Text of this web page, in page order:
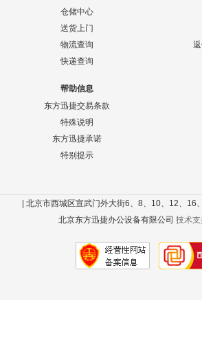
仓储中心
送货上门
物流查询
快递查询
帮助信息
东方迅捷交易条款
特殊说明
东方迅捷承诺
特别提示
| 北京市西城区宣武门外大街6、8、10、12、16
北京东方迅捷办公设备有限公司 技术